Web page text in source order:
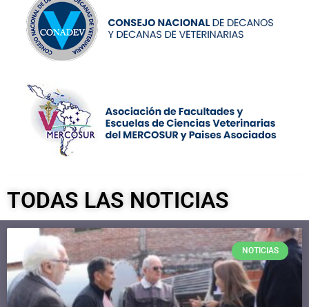
TODAS LAS NOTICIAS
NOTICIAS